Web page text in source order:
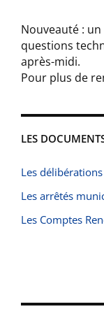
Nouveauté :
questions
après-midi.
Pour plus de
LES
Les
Les arrêtés
Les Comptes